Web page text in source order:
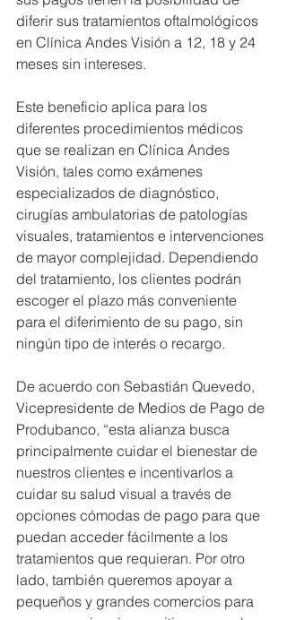
diferir sus tratamientos oftalmológicos
en Clínica Andes Visión a 12, 18 y 24
meses sin intereses.
Este beneficio aplica para los
diferentes procedimientos médicos
que se realizan en Clínica Andes
Visión, tales como exámenes
especializados de diagnóstico,
cirugías ambulatorias de patologías
visuales, tratamientos e intervenciones
de mayor complejidad. Dependiendo
del tratamiento, los clientes podrán
escoger el plazo más conveniente
para el diferimiento de su pago, sin
ningún tipo de interés o recargo.
De acuerdo con Sebastián Quevedo,
Vicepresidente de Medios de Pago de
Produbanco, “esta alianza busca
principalmente cuidar el bienestar de
nuestros clientes e incentivarlos a
cuidar su salud visual a través de
opciones cómodas de pago para que
puedan acceder fácilmente a los
tratamientos que requieran. Por otro
lado, también queremos apoyar a
pequeños y grandes comercios para